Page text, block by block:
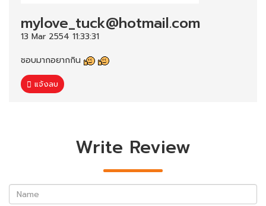
mylove_tuck@hotmail.com
13 Mar 2554 11:33:31
ชอบมากอยากกิน
แจ้งลบ
Write Review
Name